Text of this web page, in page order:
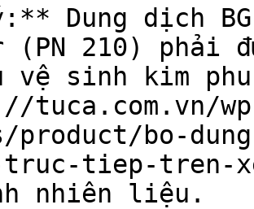
Dung dịch
(PN 210) phải
vệ sinh kim
tuca.com.vn/
product/bo-
truc-tiep-tren-
nhiên liệu.